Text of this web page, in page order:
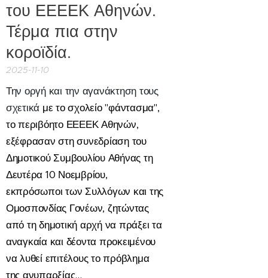
του ΕΕΕΕΚ Αθηνών.
Τέρμα πια στην
κοροϊδία.
2025-11-10
Την οργή και την αγανάκτηση τους
σχετικά με το σχολείο "φάντασμα",
το περιβόητο ΕΕΕΕΚ Αθηνών,
εξέφρασαν στη συνεδρίαση του
Δημοτικού Συμβουλίου Αθήνας τη
Δευτέρα 10 Νοεμβρίου,
εκπρόσωποι των Συλλόγων και της
Ομοσπονδίας Γονέων, ζητώντας
από τη δημοτική αρχή να πράξει τα
αναγκαία και δέοντα προκειμένου
να λυθεί επιτέλους το πρόβλημα
της ανυπαρξίας...